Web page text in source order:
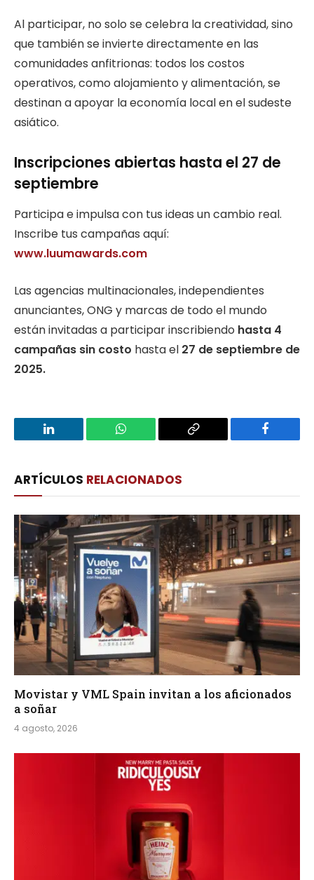
Al participar, no solo se celebra la creatividad, sino
que también se invierte directamente en las
comunidades anfitrionas: todos los costos
operativos, como alojamiento y alimentación, se
destinan a apoyar la economía local en el sudeste
asiático.
Inscripciones abiertas hasta el 27 de
septiembre
Participa e impulsa con tus ideas un cambio real.
Inscribe tus campañas aquí:
www.luumawards.com
Las agencias multinacionales, independientes
anunciantes, ONG y marcas de todo el mundo
están invitadas a participar inscribiendo hasta 4
campañas sin costo hasta el 27 de septiembre de
2025.
LinkedIn WhatsApp
Copy
Facebook
ARTÍCULOS RELACIONADOS
Movistar y VML Spain invitan a los aficionados
a soñar
4 agosto, 2026